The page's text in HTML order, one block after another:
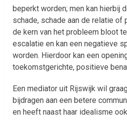
beperkt worden; men kan hierbij
schade, schade aan de relatie of
de kern van het probleem bloot
escalatie en kan een negatieve
worden. Hierdoor kan een
toekomstgerichte, positieve
Een mediator uit Rijswijk wil
bijdragen aan een betere
en heeft naast haar idealisme